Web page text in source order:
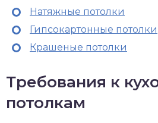
Натяжные потолки
Гипсокартонные потолки
Крашеные потолки
Требования к
потолкам